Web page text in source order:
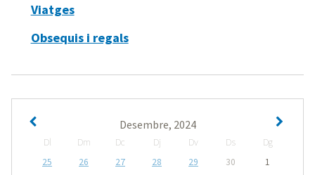
Viatges
Obsequis i regals
Desembre, 2024
Dl Dm Dc Dj Dv Ds
Dg
25
26 27 28 29 30
1